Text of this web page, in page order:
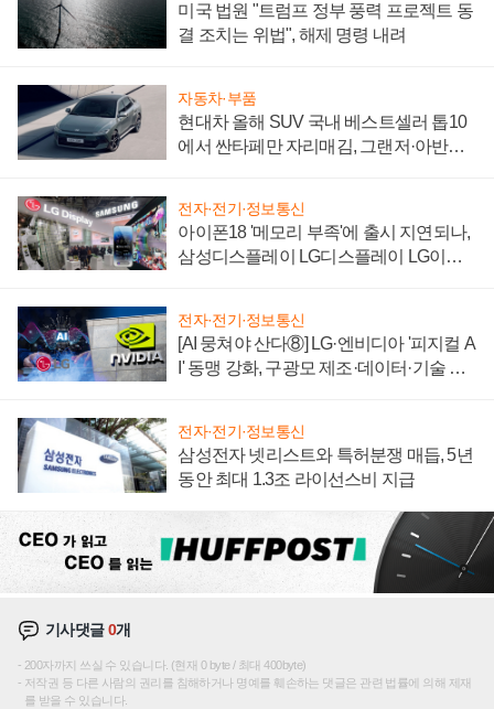
미국 법원 "트럼프 정부 풍력 프로젝트 동
결 조치는 위법", 해제 명령 내려
자동차·부품
현대차 올해 SUV 국내 베스트셀러 톱10
에서 싼타페만 자리매김, 그랜저·아반떼
전자·전기·정보통신
아이폰18 '메모리 부족'에 출시 지연되나,
삼성디스플레이 LG디스플레이 LG이노
전자·전기·정보통신
[AI 뭉쳐야 산다⑧] LG·엔비디아 '피지컬 A
I' 동맹 강화, 구광모 제조·데이터·기술 결
전자·전기·정보통신
삼성전자 넷리스트와 특허분쟁 매듭, 5년
동안 최대 1.3조 라이선스비 지급
기사댓글0개
200자까지 쓰실 수 있습니다. (현재 0 byte / 최대 400byte)
저작권 등 다른 사람의 권리를 침해하거나 명예를 훼손하는 댓글은 관련 법률에 의해 제재
를 받을 수 있습니다.